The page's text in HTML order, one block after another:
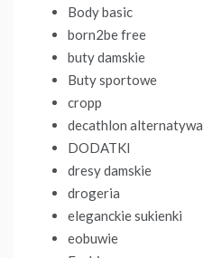
Body basic
born2be free
buty damskie
Buty sportowe
cropp
decathlon alternatywa
DODATKI
dresy damskie
drogeria
eleganckie sukienki
eobuwie